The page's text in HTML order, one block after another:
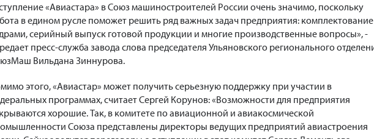
«Авиастара» в Союз машиностроителей России очень значимо, поскольку
в едином русле поможет решить ряд важных задач предприятия: комплектование
серийный выпуск готовой продукции и многие производственные вопросы», -
пресс-служба завода слова председателя Ульяновского регионального
Вильдана Зиннурова.
этого, «Авиастар» может получить серьезную поддержку при участии в
программах, считает Сергей Корунов: «Возможности для предприятия
хорошие. Так, в комитете по авиационной и авиакосмической
Союза представлены директоры ведущих предприятий авиастроения